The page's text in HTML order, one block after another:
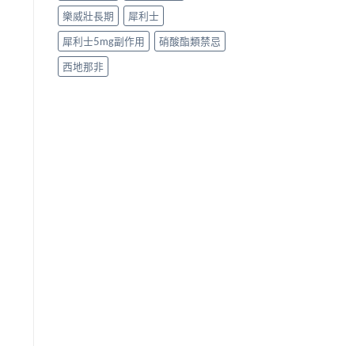
樂威壯長期
犀利士
犀利士5mg副作用
硝酸酯類禁忌
西地那非